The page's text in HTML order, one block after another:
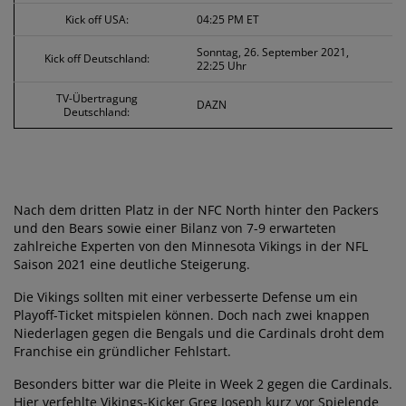
Kick off USA: 04:25 PM ET
Kick off Deutschland:
Sonntag, 26. September 2021,
22:25 Uhr
TV-Übertragung
Deutschland:
DAZN
Nach dem dritten Platz in der NFC North hinter den Packers
und den Bears sowie einer Bilanz von 7-9 erwarteten
zahlreiche Experten von den Minnesota Vikings in der NFL
Saison 2021 eine deutliche Steigerung.
Die Vikings sollten mit einer verbesserte Defense um ein
Playoff-Ticket mitspielen können. Doch nach zwei knappen
Niederlagen gegen die Bengals und die Cardinals droht dem
Franchise ein gründlicher Fehlstart.
Besonders bitter war die Pleite in Week 2 gegen die Cardinals.
Hier verfehlte Vikings-Kicker Greg Joseph kurz vor Spielende